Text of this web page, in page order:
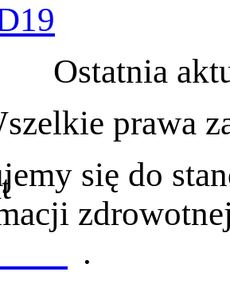
Ostatnia
prawa
się do
.